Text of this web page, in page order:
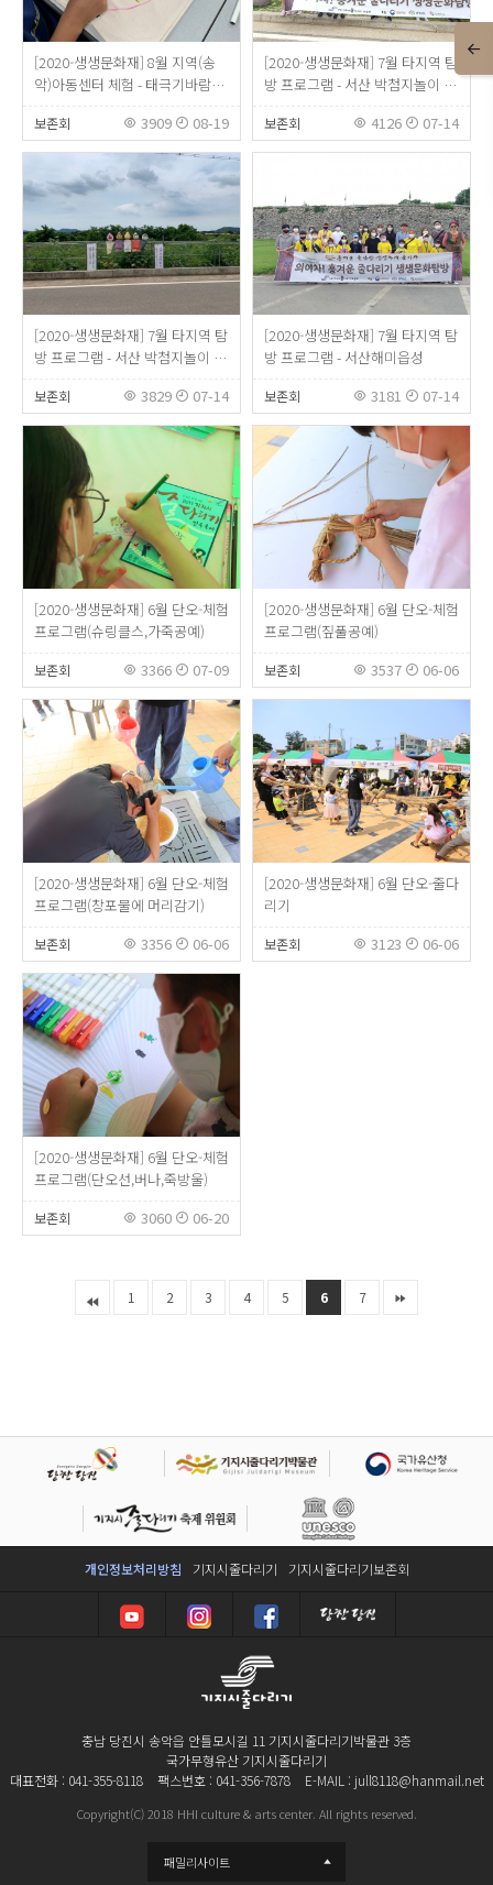
[2020-생생문화재] 8월 지역(송
악)아동센터 체험 - 태극기바람개
보존회 3909 08-19
[2020-생생문화재] 7월 타지역 탐
방 프로그램 - 서산 박첨지놀이 전
보존회 4126 07-14
[2020-생생문화재] 7월 타지역 탐
방 프로그램 - 서산 박첨지놀이 전
보존회 3829 07-14
[2020-생생문화재] 7월 타지역 탐
방 프로그램 - 서산해미읍성
보존회 3181 07-14
[2020-생생문화재] 6월 단오-체험
프로그램(슈링클스,가죽공예)
보존회 3366 07-09
[2020-생생문화재] 6월 단오-체험
프로그램(짚풀공예)
보존회 3537 06-06
[2020-생생문화재] 6월 단오-체험
프로그램(창포물에 머리감기)
보존회 3356 06-06
[2020-생생문화재] 6월 단오-줄다
리기
보존회 3123 06-06
[2020-생생문화재] 6월 단오-체험
프로그램(단오선,버나,죽방울)
보존회 3060 06-20
1 2 3 4 5 6 7
개인정보처리방침 기지시줄다리기 기지시줄다리기보존회
충남 당진시 송악읍 안틀모시길 11 기지시줄다리기박물관 3층
국가무형유산 기지시줄다리기
대표전화 : 041-355-8118
팩스번호 : 041-356-7878 E-MAIL : jull8118@hanmail.net
Copyright(C) 2018 HHI culture & arts center. All rights reserved.
패밀리사이트